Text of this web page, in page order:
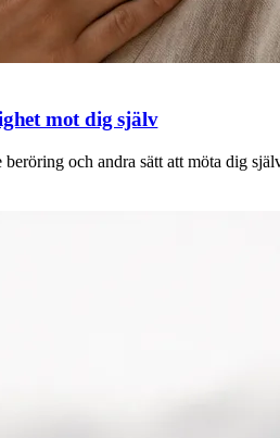
mot dig själv
och andra sätt att möta dig